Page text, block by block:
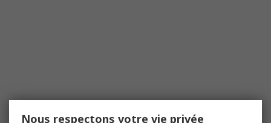
Nous respectons votre vie privée